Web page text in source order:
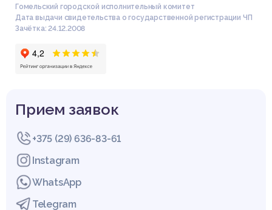
Гомельский городской исполнительный комитет
Дата выдачи свидетельства о государственной регистрации ЧП
Зачётка: 24.12.2008
Прием заявок
+375 (29) 636-83-61
Instagram
WhatsApp
Telegram